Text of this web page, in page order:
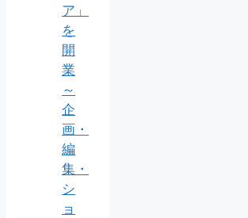
ア」
を
開
業
～
企
画・
編
集・
シ
ョ